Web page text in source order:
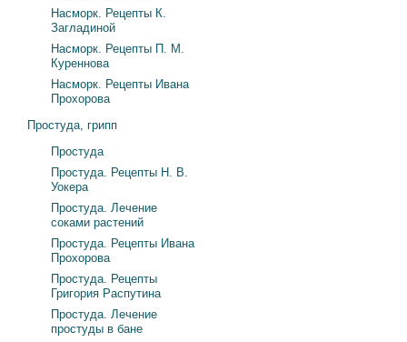
Насморк. Рецепты К.
Загладиной
Насморк. Рецепты П. М.
Куреннова
Насморк. Рецепты Ивана
Прохорова
Простуда, грипп
Простуда
Простуда. Рецепты Н. В.
Уокера
Простуда. Лечение
соками растений
Простуда. Рецепты Ивана
Прохорова
Простуда. Рецепты
Григория Распутина
Простуда. Лечение
простуды в бане